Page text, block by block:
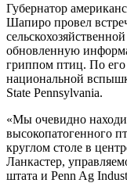
Губернатор
Шапиро провел
обновленную
гриппом птиц. По его
национальной
State Pennsylvania.
«Мы очевидно
высокопатогенного
круглом столе в
Ланкастер,
штата и Penn Ag